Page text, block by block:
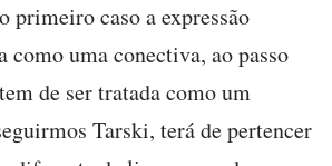
primeiro caso a expressão
como uma conectiva, ao passo
de ser tratada como um
Tarski, terá de pertencer